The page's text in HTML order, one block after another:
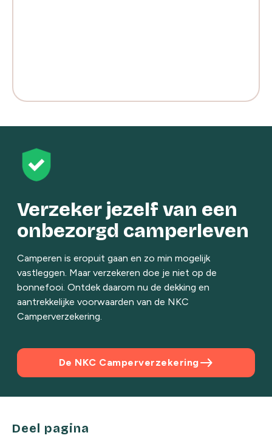
Verzeker jezelf van een
onbezorgd camperleven
Camperen is eropuit gaan en zo min mogelijk
vastleggen. Maar verzekeren doe je niet op de
bonnefooi. Ontdek daarom nu de dekking en
aantrekkelijke voorwaarden van de NKC
Camperverzekering.
east
De NKC Camperverzekering
Deel pagina